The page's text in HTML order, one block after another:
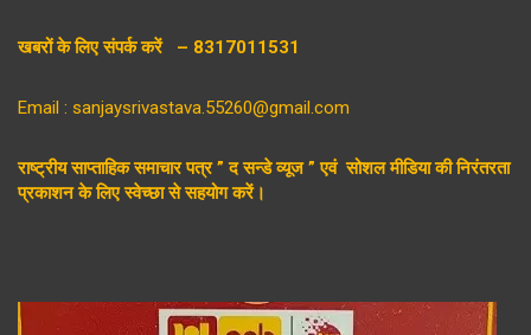
खबरों के लिए संपर्क करें – 8317011531
Email : sanjaysrivastava.55260@gmail.com
राष्ट्रीय साप्ताहिक समाचार पत्र ” द सन्डे व्यूज ” एवं सोशल मीडिया की निरंतरता
प्रकाशन के लिए स्वेच्छा से सहयोग करें।